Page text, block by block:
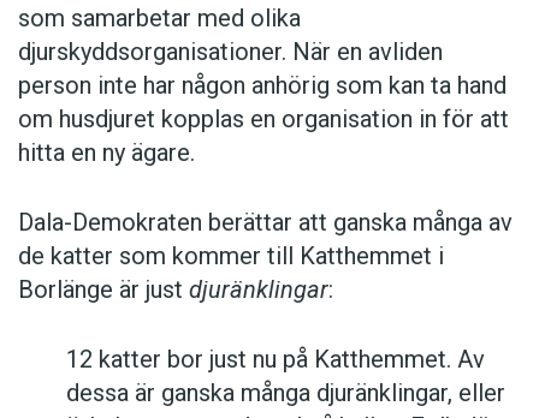
som samarbetar med olika
djurskyddsorganisationer. När en avliden
person inte har någon anhörig som kan ta hand
om husdjuret kopplas en organisation in för att
hitta en ny ägare.
Dala-Demokraten berättar att ganska många av
de katter som kommer till Katthemmet i
Borlänge är just djuränklingar:
12 katter bor just nu på Katthemmet. Av
dessa är ganska många djuränklingar, eller